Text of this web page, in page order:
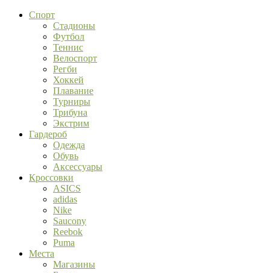
Спорт
Стадионы
Футбол
Теннис
Велоспорт
Регби
Хоккей
Плавание
Турниры
Трибуна
Экстрим
Гардероб
Одежда
Обувь
Аксессуары
Кроссовки
ASICS
adidas
Nike
Saucony
Reebok
Puma
Места
Магазины